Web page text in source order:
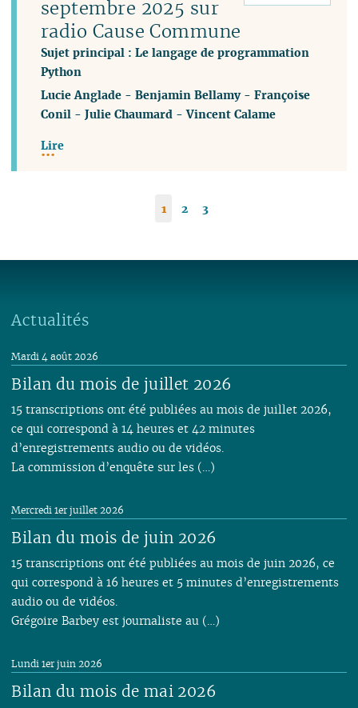
septembre 2025 sur
radio Cause Commune
Sujet principal : Le langage de programmation
Python
Lucie Anglade -Benjamin Bellamy-Françoise
Conil -Julie Chaumard -Vincent Calame
Lire
1 2 3
Actualités
Bilan du mois de juillet 2026
Mardi 4 août 2026
15 transcriptions ont été publiées au mois de juillet 2026,
ce qui correspond à 14 heures et 42 minutes
d’enregistrements audio ou de vidéos.
La commission d’enquête sur les (…)
Bilan du mois de juin 2026
Mercredi 1er juillet 2026
15 transcriptions ont été publiées au mois de juin 2026, ce
qui correspond à 16 heures et 5 minutes d’enregistrements
audio ou de vidéos.
Grégoire Barbey est journaliste au (…)
Bilan du mois de mai 2026
Lundi 1er juin 2026